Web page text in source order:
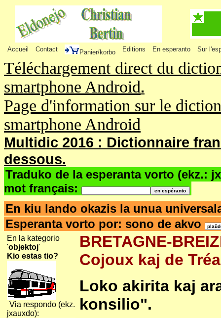
Accueil Contact Panier/korbo Editions En esperanto Sur
Téléchargement direct du
smartphone Android.
Page d'information sur le
smartphone Android
Multidic 2016 : Dictionnaire
dessous.
Traduko de la esperanta vorto (ekz.:
mot français:
En kiu lando okazis la unua
Esperanta vorto por: sono de akvo
En la kategorio
'objektoj'
Kio estas tio?
Via respondo (ekz.
jxauxdo):
BRETAGNE-
Cojoux kaj de
Loko akirita kaj
konsilio".